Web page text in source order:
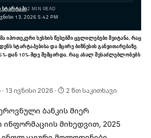
13, 2026 5:42 PM
ᲡᲢᲐᲠᲢᲐᲞᲘ2 MIN READ
იპოთეკური სესხის წესებში ცვლილებები შეიტანა, რაც
სტარტაპებისა და მცირე ბიზნესის განვითარებაზე.
დან 10%-მდე შემცირდა, რაც ახალ შესაძლებლობებს
13 ივნისი 2026 · ⏱ 2 წთ საკითხავი
ბანკის მიერ
მიხედვით, 2025